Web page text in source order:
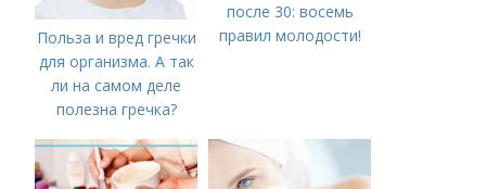
Польза и вред гречки
для организма. А так
ли на самом деле
полезна гречка?
после 30: восемь
правил молодости!